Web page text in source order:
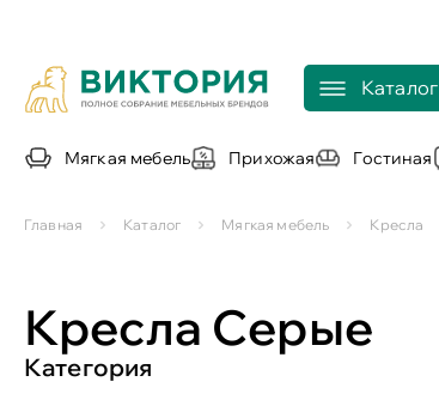
Каталог
Мягкая мебель Прихожая Гостиная
Главная Каталог Мягкая мебель Кресла
Кресла Серые
Категория